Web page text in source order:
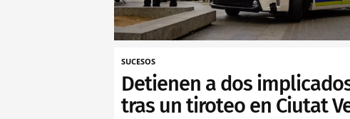
SUCESOS
Detienen a dos
tras un tiroteo en Ciutat